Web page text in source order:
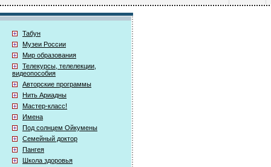
Табун
Музеи России
Мир образования
Телекурсы, телелекции,
видеопособия
Авторские программы
Нить Ариадны
Мастер-класс!
Имена
Под солнцем Ойкумены
Семейный доктор
Пангея
Школа здоровья